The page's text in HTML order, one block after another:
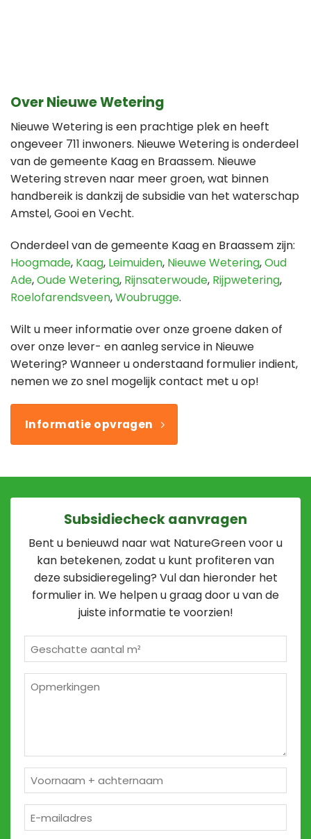
Over Nieuwe Wetering
Nieuwe Wetering is een prachtige plek en heeft
ongeveer 711 inwoners. Nieuwe Wetering is onderdeel
van de gemeente Kaag en Braassem. Nieuwe
Wetering streven naar meer groen, wat binnen
handbereik is dankzij de subsidie van het waterschap
Amstel, Gooi en Vecht.
Onderdeel van de gemeente Kaag en Braassem zijn:
Hoogmade, Kaag, Leimuiden, Nieuwe Wetering,Oud
Ade,Oude Wetering, Rijnsaterwoude, Rijpwetering,
Roelofarendsveen,Woubrugge.
Wilt u meer informatie over onze groene daken of
over onze lever- en aanleg service in Nieuwe
Wetering? Wanneer u onderstaand formulier indient,
nemen we zo snel mogelijk contact met u op!
Informatie opvragen
Subsidiecheck aanvragen
Bent u benieuwd naar wat NatureGreen voor u
kan betekenen, zodat u kunt profiteren van
deze subsidieregeling? Vul dan hieronder het
formulier in. We helpen u graag door u van de
juiste informatie te voorzien!
m²
Naam
*
mailadres